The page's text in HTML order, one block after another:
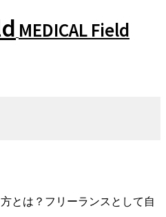
MEDICAL Field
とは？フリーランスとして自